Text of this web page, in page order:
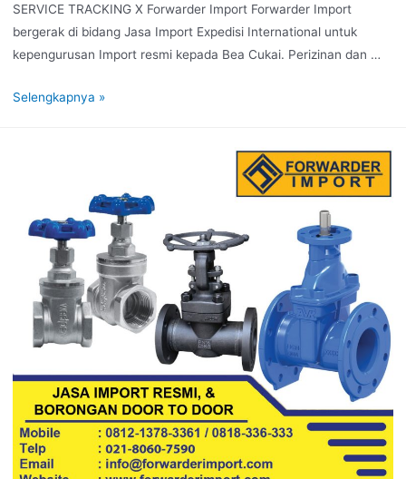
SERVICE TRACKING X Forwarder Import Forwarder Import
bergerak di bidang Jasa Import Expedisi International untuk
kepengurusan Import resmi kepada Bea Cukai. Perizinan dan …
Selengkapnya »